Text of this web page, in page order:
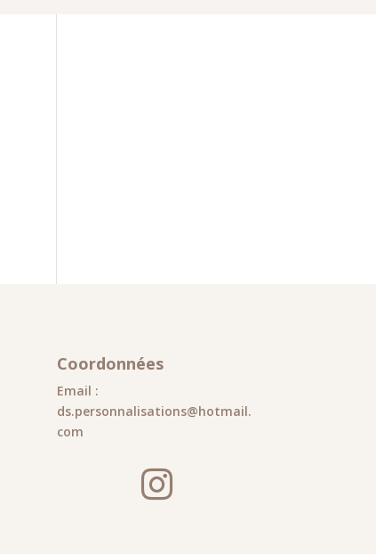
Coordonnées
Email :
ds.personnalisations@hotmail.
com
